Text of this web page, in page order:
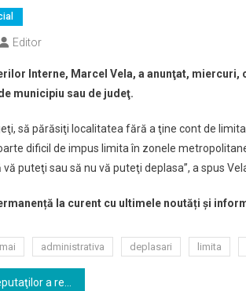
Editor
Interne, Marcel Vela, a anunţat,
municipiu sau de judeţ.
să părăsiţi localitatea fără a ţine cont de
dificil de impus limita în zonele
puteţi sau să nu vă puteţi deplasa”, a spus
la curent cu ultimele noutăți și
administrativa deplasari limita
de Cod administrativ iniţiat de UDMR